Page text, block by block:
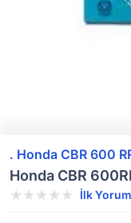
. Honda CBR 600
Honda CBR
İlk